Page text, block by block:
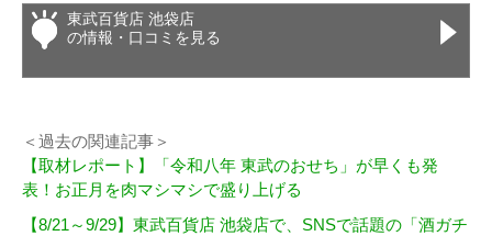
東武百貨店 池袋店
の情報・口コミを見る
＜過去の関連記事＞
【取材レポート】「令和八年 東武のおせち」が早くも発
表！お正月を肉マシマシで盛り上げる
【8/21～9/29】東武百貨店 池袋店で、SNSで話題の「酒ガチ